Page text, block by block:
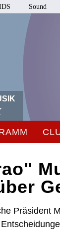
Sound
Präsident